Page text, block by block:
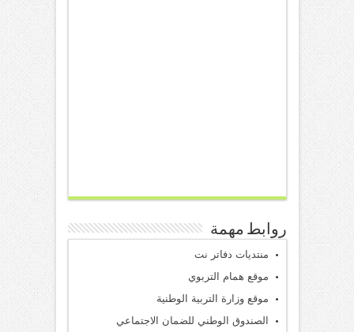
روابط مهمة
منتديات دفاتر نت
موقع همام التربوي
موقع وزارة التربية الوطنية
الصندوق الوطني للضمان الاجتماعي